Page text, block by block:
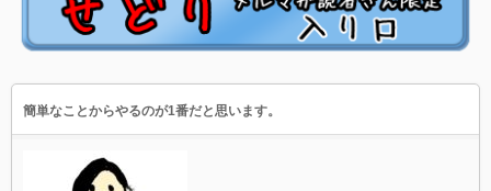
簡単なことからやるのが1番だと思います。